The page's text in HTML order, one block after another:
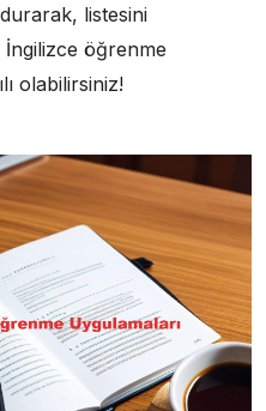
listesini
öğrenme
olabilirsiniz!